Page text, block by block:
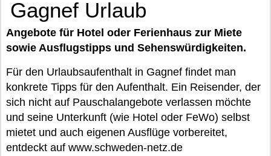
Gagnef Urlaub
Angebote für Hotel oder Ferienhaus zur Miete
sowie Ausflugstipps und Sehenswürdigkeiten.
Für den Urlaubsaufenthalt in Gagnef findet man
konkrete Tipps für den Aufenthalt. Ein Reisender, der
sich nicht auf Pauschalangebote verlassen möchte
und seine Unterkunft (wie Hotel oder FeWo) selbst
mietet und auch eigenen Ausflüge vorbereitet,
entdeckt auf www.schweden-netz.de